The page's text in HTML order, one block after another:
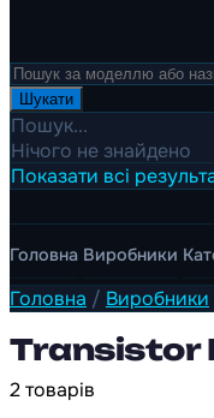
Шукати
Пошук...
Нічого не знайдено
Показати всі
Головна Виробники
Головна / Виробники
Transistor
2 товарів